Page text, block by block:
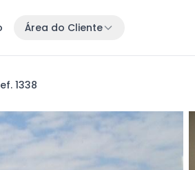
Área do Cliente
1338